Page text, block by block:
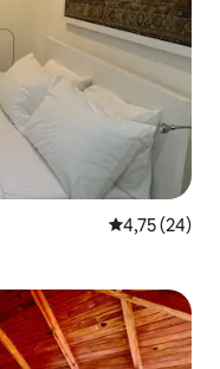
4,75 de uma
4,75 (24)